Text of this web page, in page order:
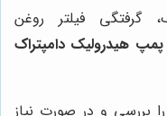
گرفتگی فیلتر روغن
هیدرولیک دامپتراک
بررسی و در صورت نیاز